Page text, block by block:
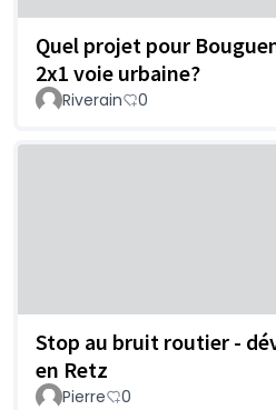
Quel projet pour
2x1 voie urbaine?
Riverain 0
Stop au bruit routier -
en Retz
Pierre 0